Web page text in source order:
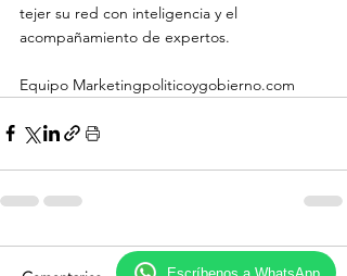
tejer su red con inteligencia y el
acompañamiento de expertos.
Equipo Marketingpoliticoygobierno.com
Escríbenos a WhatsApp